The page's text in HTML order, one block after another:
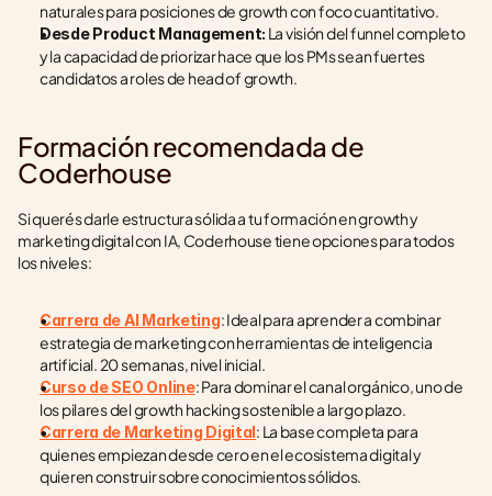
naturales para posiciones de growth con foco cuantitativo.
Desde Product Management: La visión del funnel completo
y la capacidad de priorizar hace que los PMs sean fuertes
candidatos a roles de head of growth.
Formación recomendada de
Coderhouse
Si querés darle estructura sólida a tu formación en growth y
marketing digital con IA, Coderhouse tiene opciones para todos
los niveles:
Carrera de AI Marketing: Ideal para aprender a combinar
estrategia de marketing con herramientas de inteligencia
artificial. 20 semanas, nivel inicial.
Curso de SEO Online: Para dominar el canal orgánico, uno de
los pilares del growth hacking sostenible a largo plazo.
Carrera de Marketing Digital: La base completa para
quienes empiezan desde cero en el ecosistema digital y
quieren construir sobre conocimientos sólidos.